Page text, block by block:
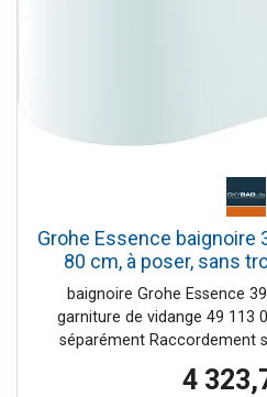
Grohe Essence baignoire
80 cm, à poser, sans
baignoire Grohe Essence
garniture de vidange 49 113
séparément Raccordement
000/SH0 avec tapis anti-
4